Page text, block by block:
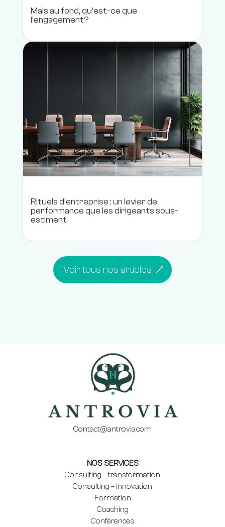
Mais au fond, qu’est-ce que
l’engagement?
Rituels d’entreprise : un levier de
performance que les dirigeants sous-
estiment
Voir tous nos articles
Contact@antrovia.com
NOS SERVICES
Consulting – transformation
Consulting – innovation
Formation
Coaching
Conférences